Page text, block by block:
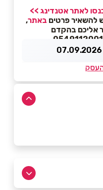
לאתר אטנדינג >>
להשאיר פרטים באתר,
אליכם בהקדם